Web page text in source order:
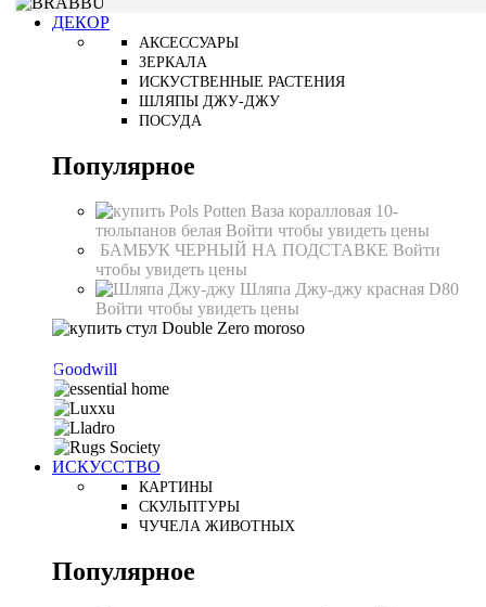
ДЕКОР
АКСЕССУАРЫ
ЗЕРКАЛА
ИСКУСТВЕННЫЕ РАСТЕНИЯ
ШЛЯПЫ ДЖУ-ДЖУ
ПОСУДА
Популярное
Ваза коралловая 10-
тюльпанов белая Войти чтобы увидеть цены
БАМБУК ЧЕРНЫЙ НА ПОДСТАВКЕ Войти
чтобы увидеть цены
Шляпа Джу-джу красная D80
Войти чтобы увидеть цены
Goodwill
ИСКУССТВО
КАРТИНЫ
СКУЛЬПТУРЫ
ЧУЧЕЛА ЖИВОТНЫХ
Популярное